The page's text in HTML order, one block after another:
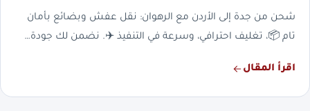
شحن من جدة إلى الأردن مع الرهوان: نقل عفش وبضائع بأمان
تام 📦، تغليف احترافي، وسرعة في التنفيذ ✈️. نضمن لك جودة…
اقرأ المقال